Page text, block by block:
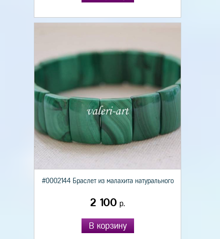
#0002144 Браслет из малахита натурального
2 100р.
В корзину